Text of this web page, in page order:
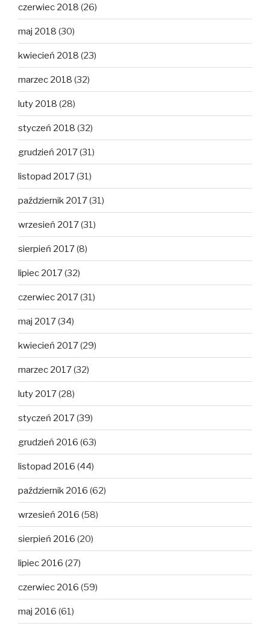
czerwiec 2018 (26)
maj 2018 (30)
kwiecień 2018 (23)
marzec 2018 (32)
luty 2018 (28)
styczeń 2018 (32)
grudzień 2017(31)
listopad 2017(31)
październik 2017(31)
wrzesień 2017(31)
sierpień 2017(8)
lipiec 2017(32)
czerwiec 2017(31)
maj 2017(34)
kwiecień 2017(29)
marzec 2017(32)
luty 2017(28)
styczeń 2017(39)
grudzień 2016 (63)
listopad 2016 (44)
październik 2016 (62)
wrzesień 2016 (58)
sierpień 2016 (20)
lipiec 2016 (27)
czerwiec 2016 (59)
maj 2016 (61)